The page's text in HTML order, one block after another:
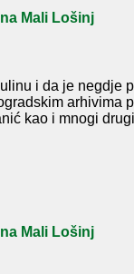
Mali Lošinj
i da je negdje
arhivima
kao i mnogi
Mali Lošinj